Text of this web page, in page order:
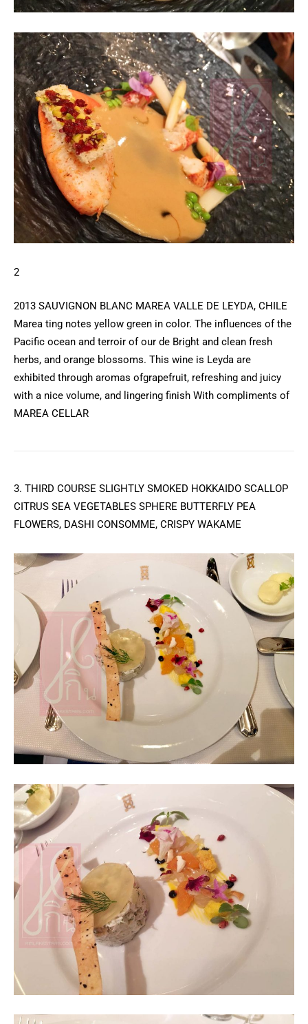
2
2013 SAUVIGNON BLANC MAREA VALLE DE LEYDA, CHILE
Marea ting notes yellow green in color. The influences of the
Pacific ocean and terroir of our de Bright and clean fresh
herbs, and orange blossoms. This wine is Leyda are
exhibited through aromas ofgrapefruit, refreshing and juicy
with a nice volume, and lingering finish With compliments of
MAREA CELLAR
3. THIRD COURSE SLIGHTLY SMOKED HOKKAIDO SCALLOP
CITRUS SEA VEGETABLES SPHERE BUTTERFLY PEA
FLOWERS, DASHI CONSOMME, CRISPY WAKAME